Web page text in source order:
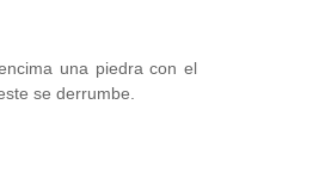
una piedra con el
se derrumbe.